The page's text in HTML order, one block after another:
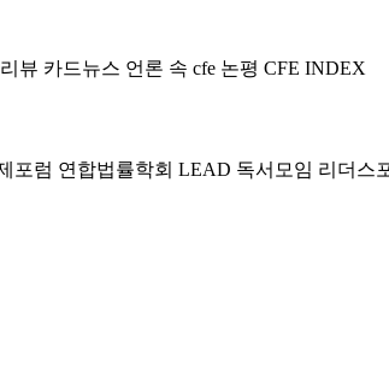
뷰 카드뉴스 언론 속 cfe 논평 CFE INDEX
포럼 연합법률학회 LEAD 독서모임 리더스